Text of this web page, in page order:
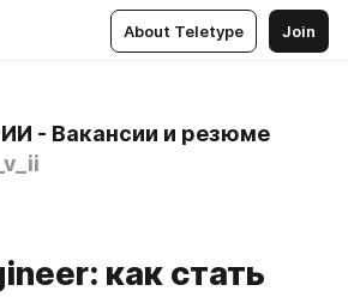
About Teletype Join
ИИ - Вакансии и резюме
как стать